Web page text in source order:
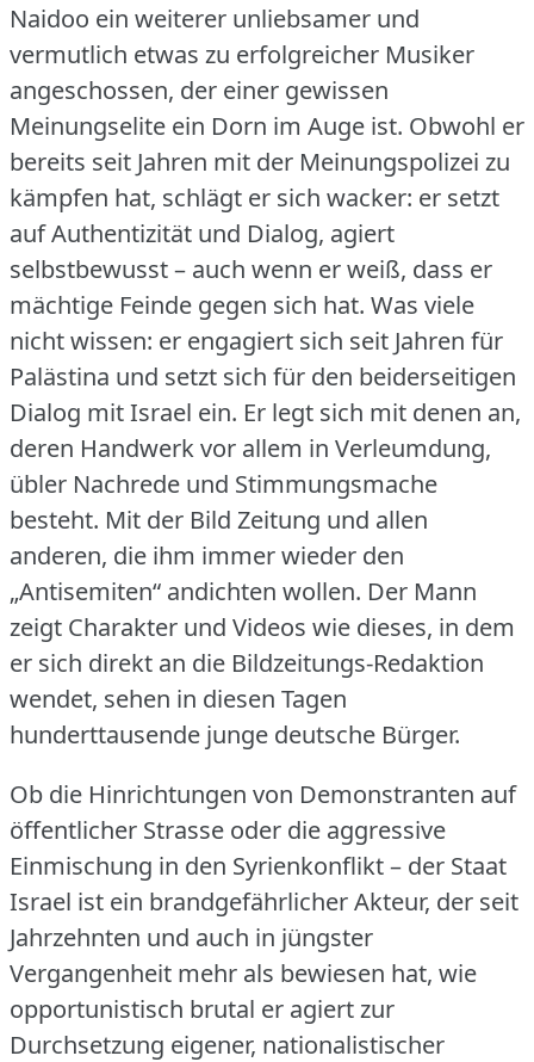
Naidoo ein weiterer unliebsamer und
vermutlich etwas zu erfolgreicher Musiker
angeschossen, der einer gewissen
Meinungselite ein Dorn im Auge ist. Obwohl er
bereits seit Jahren mit der Meinungspolizei zu
kämpfen hat, schlägt er sich wacker: er setzt
auf Authentizität und Dialog, agiert
selbstbewusst – auch wenn er weiß, dass er
mächtige Feinde gegen sich hat. Was viele
nicht wissen: er engagiert sich seit Jahren für
Palästina und setzt sich für den beiderseitigen
Dialog mit Israel ein. Er legt sich mit denen an,
deren Handwerk vor allem in Verleumdung,
übler Nachrede und Stimmungsmache
besteht. Mit der Bild Zeitung und allen
anderen, die ihm immer wieder den
„Antisemiten“ andichten wollen. Der Mann
zeigt Charakter und Videos wie dieses, in dem
er sich direkt an die Bildzeitungs-Redaktion
wendet, sehen in diesen Tagen
hunderttausende junge deutsche Bürger.
Ob die Hinrichtungen von Demonstranten auf
öffentlicher Strasse oder die aggressive
Einmischung in den Syrienkonflikt – der Staat
Israel ist ein brandgefährlicher Akteur, der seit
Jahrzehnten und auch in jüngster
Vergangenheit mehr als bewiesen hat, wie
opportunistisch brutal er agiert zur
Durchsetzung eigener, nationalistischer